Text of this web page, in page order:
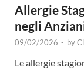
Allergie
negli
09/02/2026 - by
Le allergie